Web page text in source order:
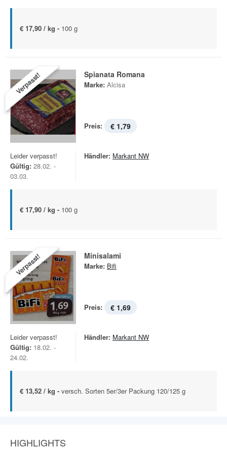
€ 17,90 / kg - 100 g
Verpasst! Spianata Romana
Marke: Alcisa
Preis: € 1,79
Leider verpasst!
Gültig: 28.02. -
03.03.
Händler: Markant NW
€ 17,90 / kg - 100 g
Verpasst! Minisalami
Marke: Bifi
Preis: € 1,69
Leider verpasst!
Gültig: 18.02. -
24.02.
Händler: Markant NW
€ 13,52 / kg - versch. Sorten 5er/3er Packung 120/125 g
HIGHLIGHTS